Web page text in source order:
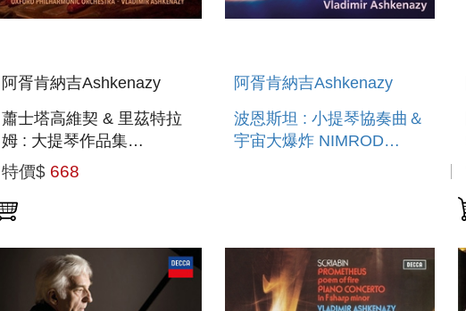
阿胥肯納吉Ashkenazy
蕭士塔高維契 & 里茲特拉
姆 : 大提琴作品集
LIDSTROM &
SHOSTAKOVICH :
WORKS FOR CELLO
特價$ 668
阿胥肯納吉Ashkenazy
波恩斯坦 : 小提琴協奏曲＆
宇宙大爆炸 NIMROD